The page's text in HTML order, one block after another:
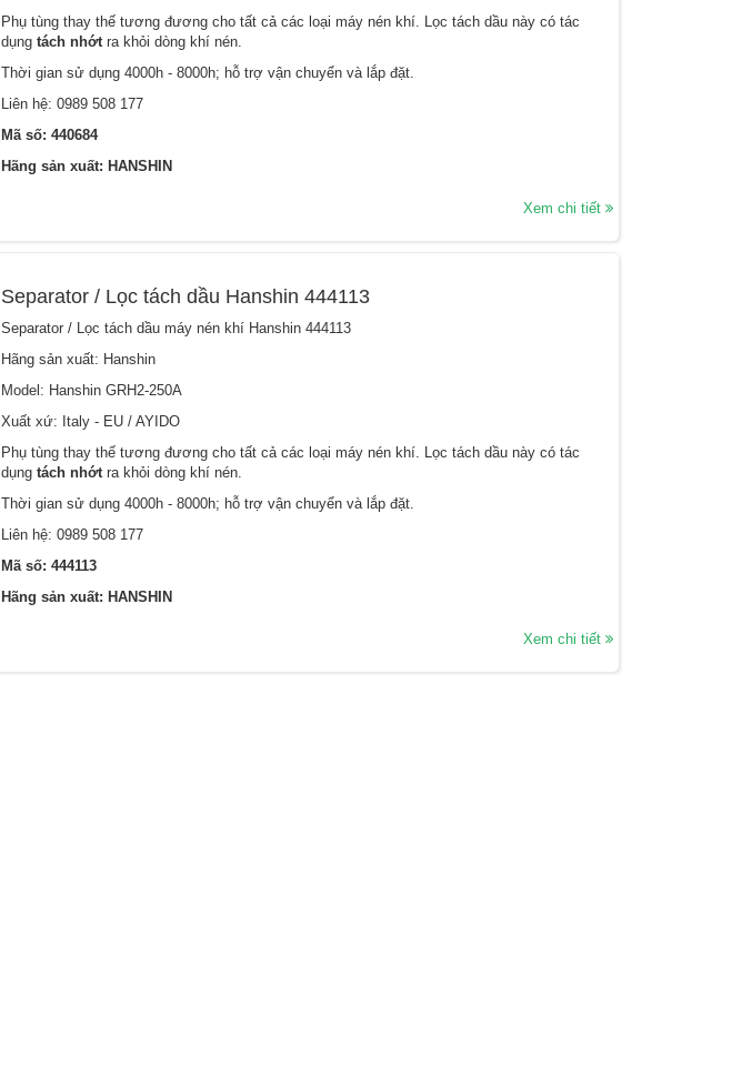
Phụ tùng thay thế tương đương cho tất cả các loại máy nén khí. Lọc tách dầu này có tác
dụng tách nhớtra khỏi dòng khí nén.
Thời gian sử dụng 4000h - 8000h; hỗ trợ vận chuyển và lắp đặt.
Liên hệ: 0989 508 177
Mã số: 440684
Hãng sản xuất: HANSHIN
Xem chi tiết
Separator / Lọc tách dầu Hanshin 444113
Separator / Lọc tách dầu máy nén khí Hanshin 444113
Hãng sản xuất: Hanshin
Model: Hanshin GRH2-250A
Xuất xứ: Italy - EU / AYIDO
Phụ tùng thay thế tương đương cho tất cả các loại máy nén khí. Lọc tách dầu này có tác
dụng tách nhớtra khỏi dòng khí nén.
Thời gian sử dụng 4000h - 8000h; hỗ trợ vận chuyển và lắp đặt.
Liên hệ: 0989 508 177
Mã số: 444113
Hãng sản xuất: HANSHIN
Xem chi tiết